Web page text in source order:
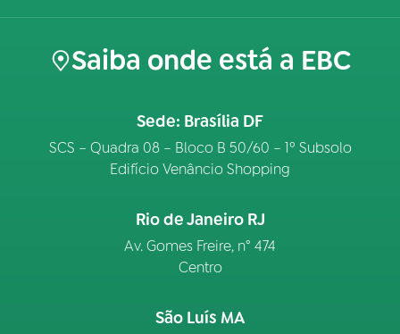
Saiba onde está a EBC
Sede: Brasília DF
SCS – Quadra 08 – Bloco B 50/60 – 1º Subsolo
Edifício Venâncio Shopping
Rio de Janeiro RJ
Av. Gomes Freire, n° 474
Centro
São Luís MA